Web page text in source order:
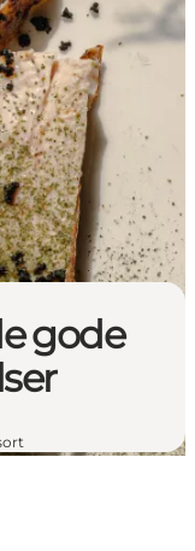
gode